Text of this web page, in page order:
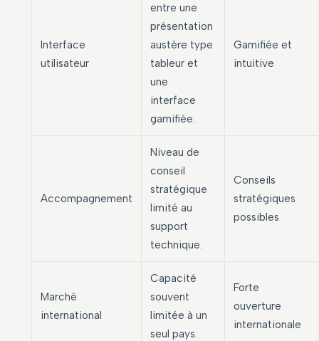
Interface
utilisateur
entre une
présentation
austère type
tableur et
une
interface
gamifiée.
Gamifiée et
intuitive
Accompagnement
Niveau de
conseil
stratégique
limité au
support
technique.
Conseils
stratégiques
possibles
Marché
international
Capacité
souvent
limitée à un
seul pays.
Forte
ouverture
internationale